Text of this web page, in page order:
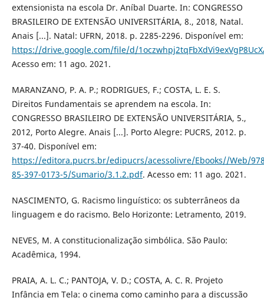
extensionista na escola Dr. Aníbal Duarte. In: CONGRESSO
BRASILEIRO DE EXTENSÃO UNIVERSITÁRIA, 8., 2018, Natal.
Anais [...]. Natal: UFRN, 2018. p. 2285-2296. Disponível em:
https://drive.google.com/file/d/
Acesso em: 11 ago. 2021.
MARANZANO, P. A. P.; RODRIGUES, F.; COSTA, L. E. S.
Direitos Fundamentais se aprendem na escola. In:
CONGRESSO BRASILEIRO DE EXTENSÃO UNIVERSITÁRIA, 5.,
2012, Porto Alegre. Anais [...]. Porto Alegre: PUCRS, 2012. p.
37-40. Disponível em:
https://editora.pucrs.br/edipucrs/acessolivre/Ebooks//Web/
85-397-0173-5/Sumario/3.1.2.pdf. Acesso em: 11 ago. 2021.
NASCIMENTO, G. Racismo linguístico: os subterrâneos da
linguagem e do racismo. Belo Horizonte: Letramento, 2019.
NEVES, M. A constitucionalização simbólica. São Paulo:
Acadêmica, 1994.
PRAIA, A. L. C.; PANTOJA, V. D.; COSTA, A. C. R. Projeto
Infância em Tela: o cinema como caminho para a discussão